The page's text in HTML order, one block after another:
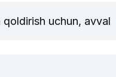
qoldirish uchun, avval